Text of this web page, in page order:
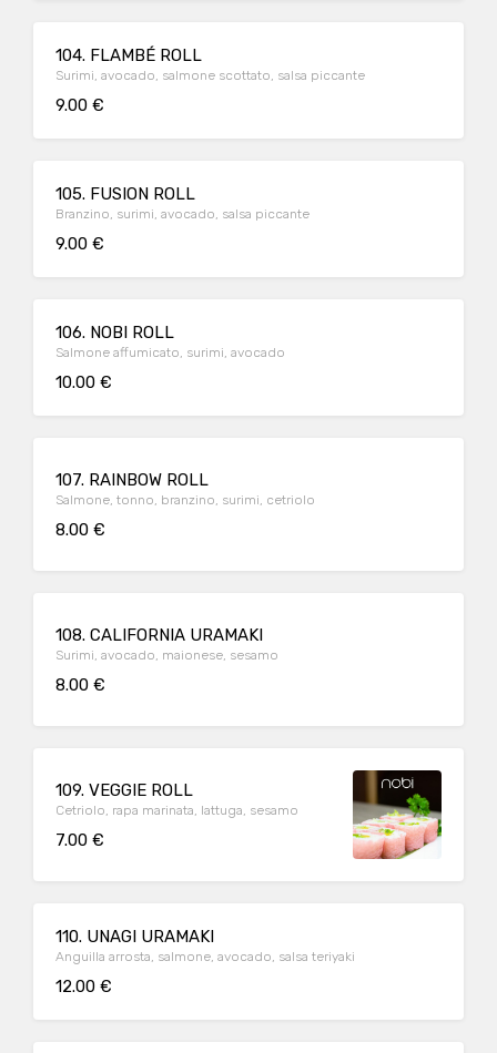
104. FLAMBÉ ROLL
Surimi, avocado, salmone scottato, salsa piccante
9.00 €
105. FUSION ROLL
Branzino, surimi, avocado, salsa piccante
9.00 €
106. NOBI ROLL
Salmone affumicato, surimi, avocado
10.00 €
107. RAINBOW ROLL
Salmone, tonno, branzino, surimi, cetriolo
8.00 €
108. CALIFORNIA URAMAKI
Surimi, avocado, maionese, sesamo
8.00 €
109. VEGGIE ROLL
Cetriolo, rapa marinata, lattuga, sesamo
7.00 €
110. UNAGI URAMAKI
Anguilla arrosta, salmone, avocado, salsa teriyaki
12.00 €